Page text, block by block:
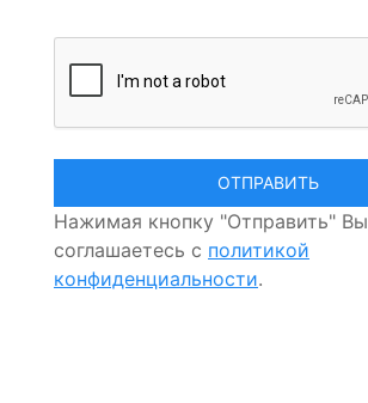
Нажимая кнопку "Отправить" Вы
соглашаетесь с политикой
конфиденциальности.